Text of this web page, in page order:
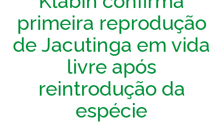
Plante com a
Todas Florestas
Importam
Painel ASG
Inova
primeira reprodução
de Jacutinga em vida
livre após
reintrodução da
espécie